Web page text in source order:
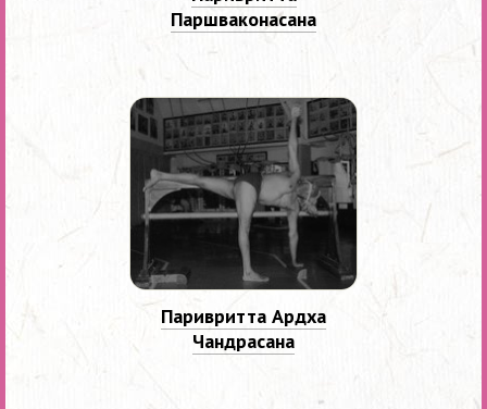
Паршваконасана
Паривритта Ардха
Чандрасана